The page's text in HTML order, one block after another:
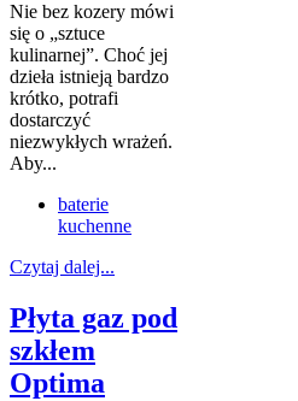
Nie bez kozery mówi
się o „sztuce
kulinarnej”. Choć jej
dzieła istnieją bardzo
krótko, potrafi
dostarczyć
niezwykłych wrażeń.
Aby...
baterie
kuchenne
Czytaj dalej...
Płyta gaz pod
szkłem
Optima